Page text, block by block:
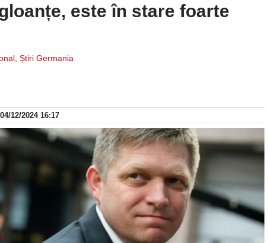
este în stare foarte
Știri Germania
04/12/2024 16:17